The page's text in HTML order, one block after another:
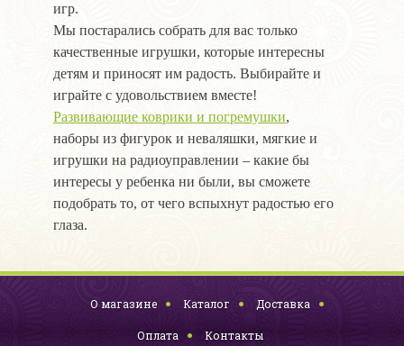
игр.
Мы постарались собрать для вас только
качественные игрушки, которые интересны
детям и приносят им радость. Выбирайте и
играйте с удовольствием вместе!
Развивающие коврики и погремушки,
наборы из фигурок и неваляшки, мягкие и
игрушки на радиоуправлении – какие бы
интересы у ребенка ни были, вы сможете
подобрать то, от чего вспыхнут радостью его
глаза.
О магазине Каталог Доставка
Оплата Контакты